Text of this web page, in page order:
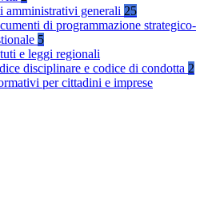
amministrativi generali 25
di programmazione strategico-
5
e leggi regionali
disciplinare e codice di condotta 2
per cittadini e imprese